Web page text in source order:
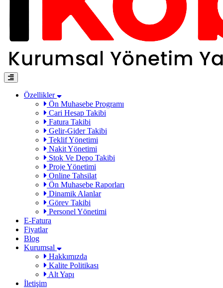
Özellikler
Ön Muhasebe Programı
Cari Hesap Takibi
Fatura Takibi
Gelir-Gider Takibi
Teklif Yönetimi
Nakit Yönetimi
Stok Ve Depo Takibi
Proje Yönetimi
Online Tahsilat
Ön Muhasebe Raporları
Dinamik Alanlar
Görev Takibi
Personel Yönetimi
E-Fatura
Fiyatlar
Blog
Kurumsal
Hakkımızda
Kalite Politikası
Alt Yapı
İletişim